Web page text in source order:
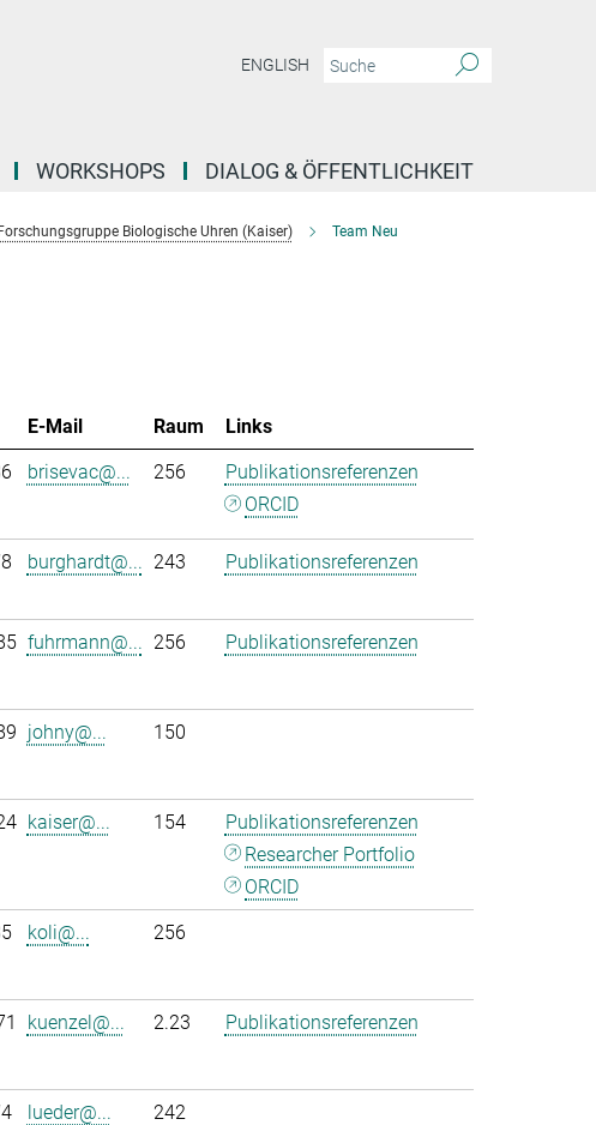
ENGLISH
WORKSHOPS DIALOG & ÖFFENTLICHKEIT
Biologische Uhren (Kaiser) Team Neu
E-Mail Raum
Links
brisevac@... 256
Publikationsreferenzen
ORCID
burghardt@... 243 Publikationsreferenzen
fuhrmann@... 256 Publikationsreferenzen
johny@... 150
kaiser@... 154
Publikationsreferenzen
Researcher Portfolio
ORCID
koli@... 256
kuenzel@... 2.23 Publikationsreferenzen
lueder@... 242